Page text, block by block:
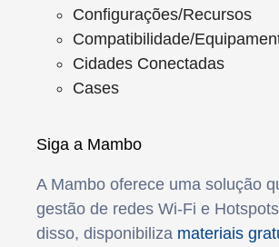
Configurações/Recursos
Compatibilidade/
Cidades Conectadas
Cases
Siga a Mambo
A Mambo oferece uma solução
gestão de redes Wi-Fi e
disso, disponibiliza materiais